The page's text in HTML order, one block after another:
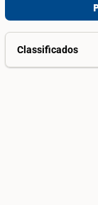
Classificados